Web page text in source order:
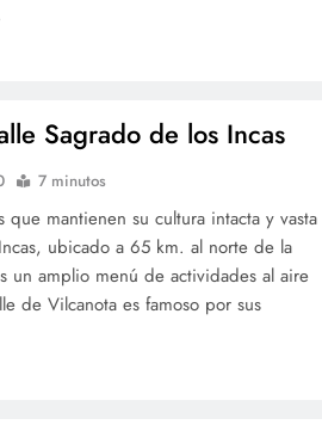
Sagrado de los Incas
7 minutos
mantienen su cultura intacta y vasta
ubicado a 65 km. al norte de la
un amplio menú de actividades al aire
de Vilcanota es famoso por sus